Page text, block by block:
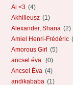
Ai <3 (4)
Akhilleusz (1)
Alexander, Shana (2)
Amiel Henri-Frédéric
Amorous Girl
(5)
ancsel éva
(0)
Ancsel Éva (4)
andikababa (1)